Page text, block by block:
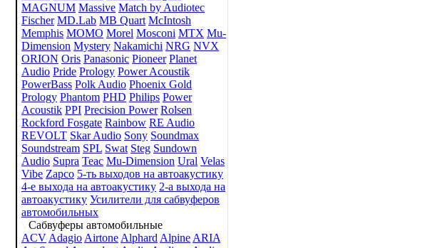
MAGNUM Massive Match by Audiotec
Fischer MD.Lab MB Quart McIntosh
Memphis MOMO Morel Mosconi MTX Mu-
Dimension Mystery Nakamichi NRG NVX
ORION Oris Panasonic Pioneer Planet
Audio Pride Prology Power Acoustik
PowerBass Polk Audio Phoenix Gold
Prology Phantom PHD Philips Power
Acoustik PPI Precision Power Rolsen
Rockford Fosgate Rainbow RE Audio
REVOLT Skar Audio Sony Soundmax
Soundstream SPL Swat Steg Sundown
Audio Supra Teac Mu-Dimension Ural Velas
Vibe Zapco 5-ть выходов на автоакустику
4-е выхода на автоакустику 2-а выхода на
автоакустику Усилители для сабвуферов
автомобильных
Сабвуферы автомобильные
ACV Adagio Airtone Alphard Alpine ARIA